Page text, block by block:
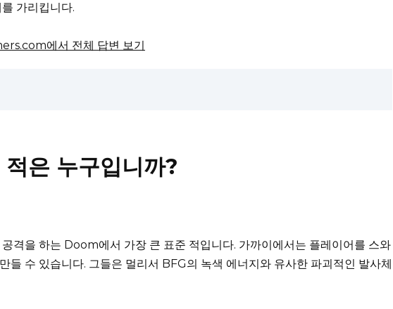
가리킵니다.
에서 전체 답변 보기
은 누구입니까?
격을 하는 Doom에서 가장 큰 표준 적입니다. 가까이에서는 플레이어를 스와
들 수 있습니다. 그들은 멀리서 BFG의 녹색 에너지와 유사한 파괴적인 발사체